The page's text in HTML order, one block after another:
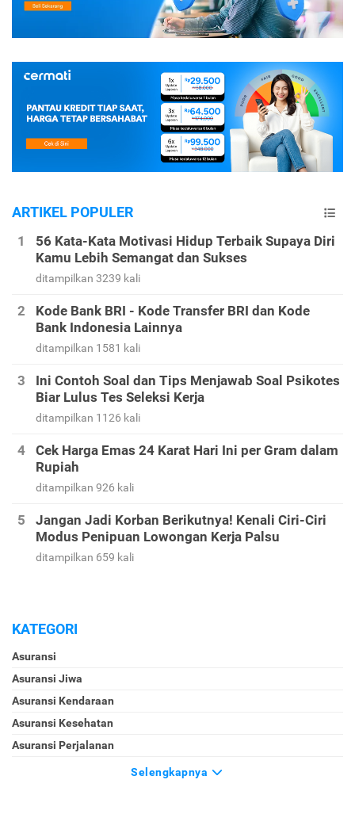
ARTIKEL POPULER
56 Kata-Kata Motivasi Hidup Terbaik Supaya Diri
Kamu Lebih Semangat dan Sukses
ditampilkan 3239 kali
Kode Bank BRI - Kode Transfer BRI dan Kode
Bank Indonesia Lainnya
ditampilkan 1581 kali
Ini Contoh Soal dan Tips Menjawab Soal Psikotes
Biar Lulus Tes Seleksi Kerja
ditampilkan 1126 kali
Cek Harga Emas 24 Karat Hari Ini per Gram dalam
Rupiah
ditampilkan 926 kali
Jangan Jadi Korban Berikutnya! Kenali Ciri-Ciri
Modus Penipuan Lowongan Kerja Palsu
ditampilkan 659 kali
KATEGORI
Asuransi
Asuransi Jiwa
Asuransi Kendaraan
Asuransi Kesehatan
Asuransi Perjalanan
Selengkapnya